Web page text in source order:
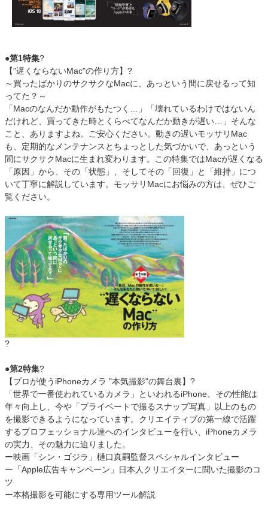
●第1特集?
【"遅くならないMac"の作り方】?
～買ったばかりのサクサクなMacに、あっという間に戻せるって知
ってた？～
「Macのなんだか動作がもたつく…」「壊れているわけではないん
だけれど、買ってきた時とくらべてなんだか動きが遅い…」そんな
こと、ありますよね。ご安心ください。動きの遅いモッサリMac
も、定期的なメンテナンスとちょっとした気づかいで、あっという
間にサクサクMacに生まれ変わります。この特集ではMacが遅くなる
「原因」から、その「状態」、そしてその「回復」と「維持」につ
いて丁寧に解説しています。モッサリMacにお悩みの方は、ぜひご
覧ください。
?
●第2特集?
【プロが使うiPhoneカメラ "本気撮影"の舞台裏】?
「世界で一番使われているカメラ」といわれるiPhone、その性能は
年々向上し、今や「プライベートで撮るスナップ写真」以上のもの
を撮影できるようになっています。クリエイティブの第一線で活躍
するプロフェッショナル達へのインタビューを行い、iPhoneカメラ
の実力、その魅力に迫りました。
ー映画「シン・ゴジラ」樋口真嗣監督スペシャルインタビュー
ー「Apple広告キャンペーン」日本人クリエイターに聞いた撮影のコ
ツ
ー本格撮影を可能にする専用ツール解説